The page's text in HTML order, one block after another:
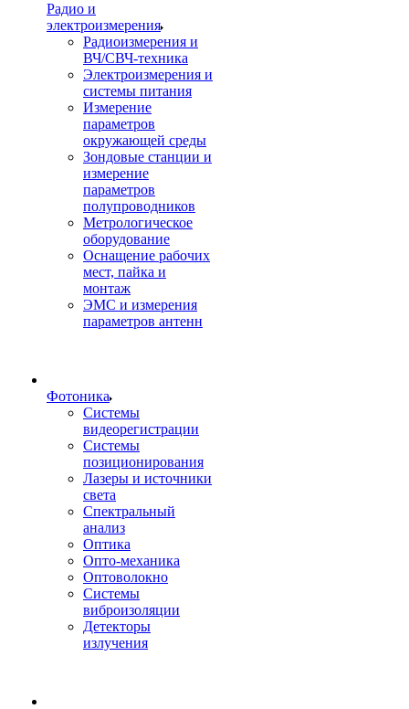
Радио и
электроизмерения
Радиоизмерения и
ВЧ/СВЧ-техника
Электроизмерения и
системы питания
Измерение
параметров
окружающей среды
Зондовые станции и
измерение
параметров
полупроводников
Метрологическое
оборудование
Оснащение рабочих
мест, пайка и
монтаж
ЭМС и измерения
параметров антенн
Фотоника
Cистемы
видеорегистрации
Системы
позиционирования
Лазеры и источники
света
Спектральный
анализ
Оптика
Опто-механика
Оптоволокно
Системы
виброизоляции
Детекторы
излучения